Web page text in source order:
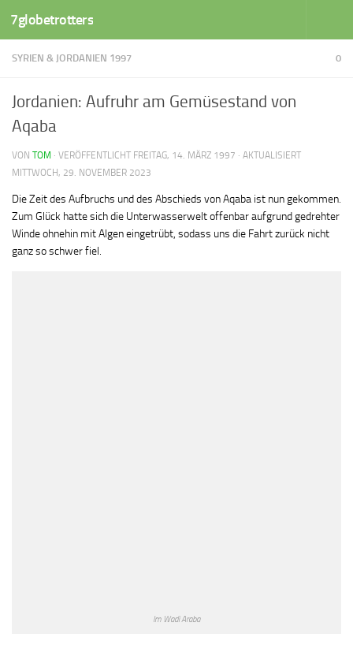
Zum Inhalt springen
7globetrotters
SYRIEN & JORDANIEN 1997 0
Jordanien: Aufruhr am Gemüsestand von
Aqaba
VON TOM · VERÖFFENTLICHT FREITAG, 14. MÄRZ 1997 · AKTUALISIERT
MITTWOCH, 29. NOVEMBER 2023
Die Zeit des Aufbruchs und des Abschieds von Aqaba ist nun gekommen.
Zum Glück hatte sich die Unterwasserwelt offenbar aufgrund gedrehter
Winde ohnehin mit Algen eingetrübt, sodass uns die Fahrt zurück nicht
ganz so schwer fiel.
Im Wadi Araba